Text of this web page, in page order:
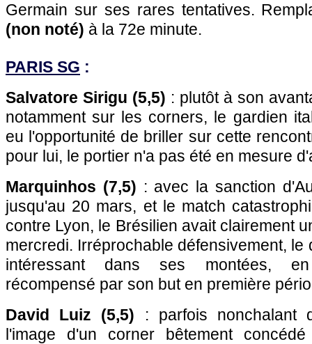
Germain sur ses rares tentatives.
(non noté) à la 72e minute.
PARIS SG :
Salvatore Sirigu (5,5) : plutôt à son
notamment sur les corners, le gardien
eu l'opportunité de briller sur cette
pour lui, le portier n'a pas été en mesure
Marquinhos (7,5) : avec la sanction
jusqu'au 20 mars, et le match
contre Lyon, le Brésilien avait clairement
mercredi. Irréprochable défensivement, le
intéressant dans ses montées,
récompensé par son but en première
David Luiz (5,5) : parfois nonchalant
l'image d'un corner bêtement